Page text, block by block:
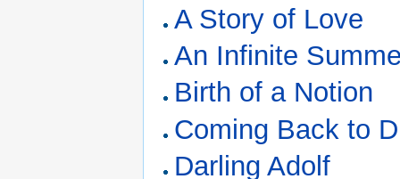
A Story of Love
An Infinite
Birth of a Notion
Coming Back to
Darling Adolf